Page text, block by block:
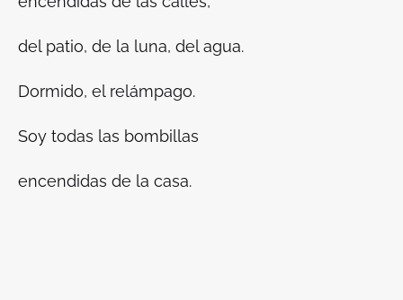
del patio, de la luna, del agua.
Dormido, el relámpago.
Soy todas las bombillas
encendidas de la casa.